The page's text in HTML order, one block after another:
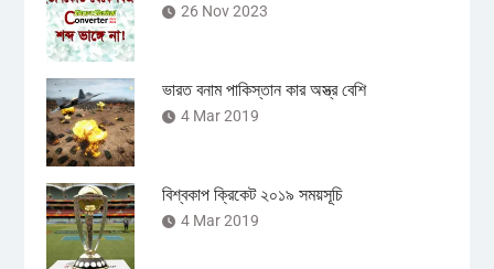
26 Nov 2023
ভারত বনাম পাকিস্তান কার অস্ত্র বেশি
4 Mar 2019
বিশ্বকাপ ক্রিকেট ২০১৯ সময়সূচি
4 Mar 2019